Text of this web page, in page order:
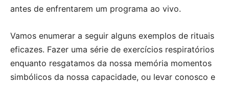
antes de enfrentarem um programa ao vivo.
Vamos enumerar a seguir alguns exemplos de rituais
eficazes. Fazer uma série de exercícios respiratórios
enquanto resgatamos da nossa memória momentos
simbólicos da nossa capacidade, ou levar conosco e